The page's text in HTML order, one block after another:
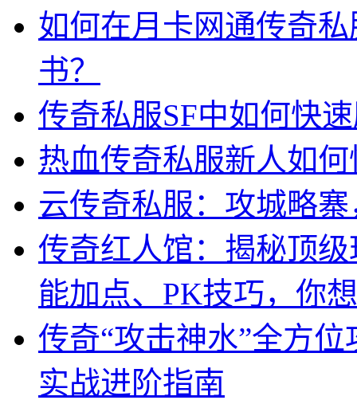
如何在月卡网通传奇
书？
传奇私服SF中如何快
热血传奇私服新人如
云传奇私服：攻城略
传奇红人馆：揭秘顶
能加点、PK技巧，你
传奇“攻击神水”全方
实战进阶指南